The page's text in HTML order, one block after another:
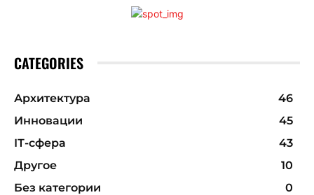
CATEGORIES
Архитектура
46
Инновации
45
ІТ-сфера
43
Другое
10
Без категории
0